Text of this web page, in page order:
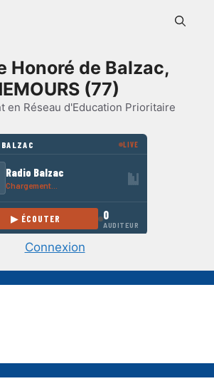
Honoré de Balzac,
(77)
en Réseau d'Education Prioritaire
Connexion